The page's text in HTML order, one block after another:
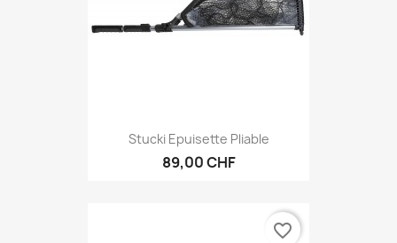
Stucki Epuisette Pliable
89,00 CHF
favorite_border